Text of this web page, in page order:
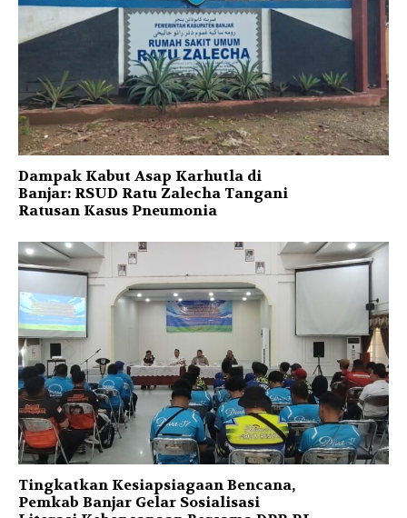
Dampak Kabut Asap Karhutla di
Banjar: RSUD Ratu Zalecha Tangani
Ratusan Kasus Pneumonia
Tingkatkan Kesiapsiagaan Bencana,
Pemkab Banjar Gelar Sosialisasi